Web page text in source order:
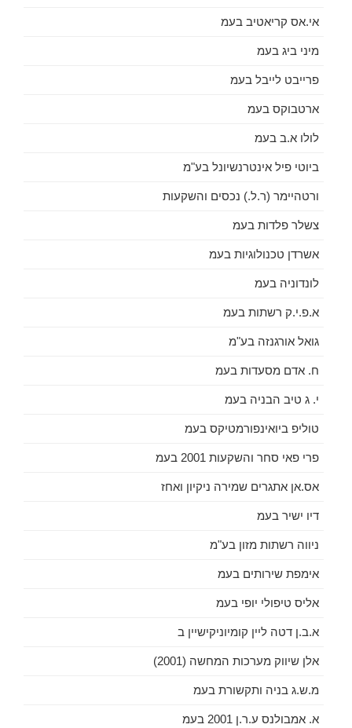
אי.אס קריאטיב בעמ
מיני ביג בעמ
פרייבט לייבל בעמ
ארטבוקס בעמ
לולו א.ב בעמ
ביוטי פיל אינטרנשיונל בע"מ
ורטהיימר (ר.ל.) נכסים והשקעות
צשלר פלדות בעמ
אשרדן טכנולוגיות בעמ
לונדוניה בעמ
א.פ.י.ק רשתות בעמ
גואל אורגנזה בע"מ
ח. אדם מסעדות בעמ
י. ג טיב הבניה בעמ
טוליפ ביואינפורמטיקס בעמ
פרי פאי סחר והשקעות 2001 בעמ
אס.אן אתגרים שמירה ניקיון ואחז
דיו ישיר בעמ
ניווה רשתות מזון בע"מ
אימפת שירותים בעמ
אליס טיפולי יופי בעמ
א.ב.ן דטה ליין קומיוניקישיין ב
אלן שיווק מערכות המחשה (2001)
מ.ש.ג בניה ותקשורת בעמ
א. אמבולנס ע.ר.ן 2001 בעמ